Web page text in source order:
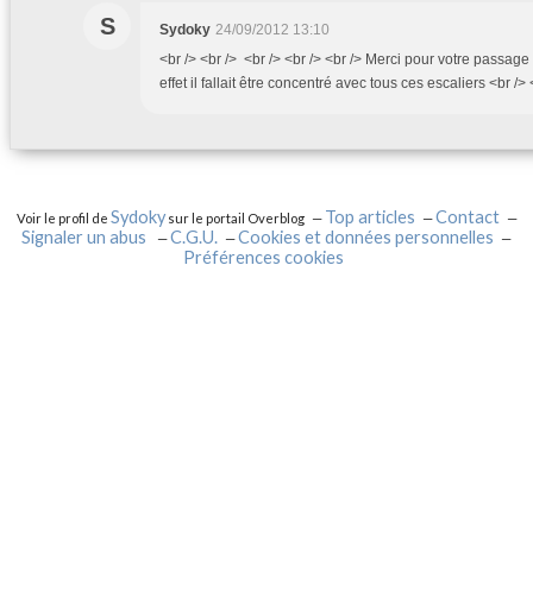
S Sydoky 24/09/2012 13:10
<br /> <br /> <br /> <br /> <br /> Merci pour votre
effet il fallait être concentré avec tous ces escaliers <br />
Voir le profil de Sydokysur le portail Overblog Top articles
Contact
Signaler un abus
C.G.U.
Cookies et données personnelles
Préférences cookies